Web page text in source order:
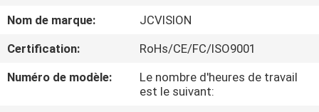
À
PROPOS
NOUS
Nom de marque:
JCVISION
Certification:
RoHs/CE/FC/ISO9001
Numéro de modèle:
Le nombre d'heures de travail
est le suivant: